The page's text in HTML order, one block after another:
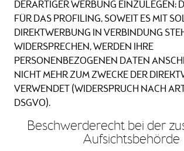
DERARTIGER WERBUNG EINZULEGEN;
FÜR DAS PROFILING, SOWEIT ES MIT
DIREKTWERBUNG IN VERBINDUNG
WIDERSPRECHEN, WERDEN IHRE
PERSONENBEZOGENEN DATEN
NICHT MEHR ZUM ZWECKE DER
VERWENDET (WIDERSPRUCH NACH
DSGVO).
Beschwerde­recht bei der
Aufsichts­behörde